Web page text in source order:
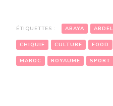
ÉTIQUETTES : ABAYA
CHIQUIE CULTURE FOOD
MAROC ROYAUME SPORT